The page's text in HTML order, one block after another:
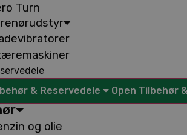
Turn
& Reservedele
Open Tilbehør
og olie